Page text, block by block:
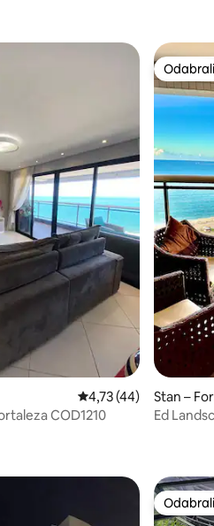
Prosječna ocjena:
4,73 (44)
COD1210
Stan –
Ed